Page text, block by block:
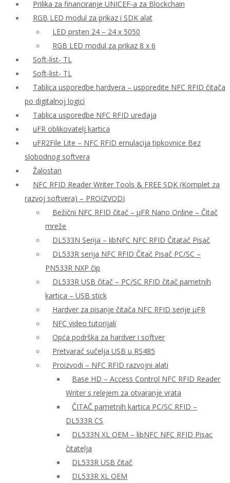
Prilika za financiranje UNICEF-a za Blockchain
RGB LED modul za prikaz i SDK alat
LED prsten 24 – 24 x 5050
RGB LED modul za prikaz 8 x 6
Soft-list- TL
Soft-list- TL
Tablica usporedbe hardvera – usporedite NFC RFID čitača
po digitalnoj logici
Tablica usporedbe NFC RFID uređaja
uFR oblikovatelj kartica
uFR2File Lite – NFC RFID emulacija tipkovnice Bez
slobodnog softvera
Žalostan
NFC RFID Reader Writer Tools & FREE SDK (Komplet za
razvoj softvera) – PROIZVODI
Bežični NFC RFID čitač – μFR Nano Online – Čitač
mreže
DL533N Serija – libNFC NFC RFID Čitatač Pisač
DL533R serija NFC RFID Čitač Pisač PC/SC –
PN533R NXP čip
DL533R USB čitač – PC/SC RFID čitač pametnih
kartica – USB stick
Hardver za pisanje čitača NFC RFID serije μFR
NFC video tutorijali
Opća podrška za hardver i softver
Pretvarač sučelja USB u RS485
Proizvodi – NFC RFID razvojni alati
Base HD – Access Control NFC RFID Reader
Writer s relejem za otvaranje vrata
ČITAČ pametnih kartica PC/SC RFID –
DL533R CS
DL533N XL OEM – libNFC NFC RFID Pisac
čitatelja
DL533R USB čitač
DL533R XL OEM